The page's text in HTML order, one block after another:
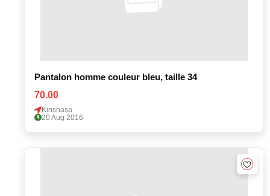
Pantalon homme couleur bleu, taille 34
70.00
Kinshasa
20 Aug 2016